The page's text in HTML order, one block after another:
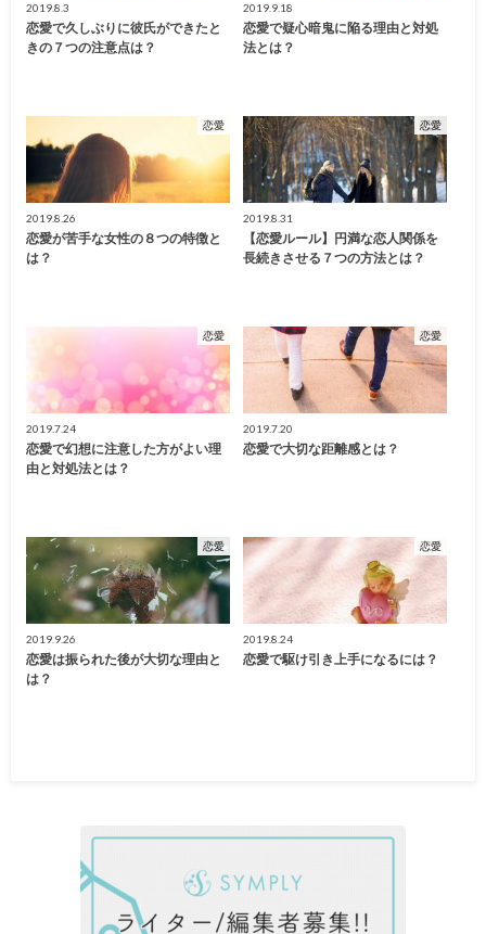
2019.8.3
恋愛で久しぶりに彼氏ができたと
きの７つの注意点は？
2019.9.18
恋愛で疑心暗鬼に陥る理由と対処
法とは？
恋愛
2019.8.26
恋愛が苦手な女性の８つの特徴と
は？
恋愛
2019.8.31
【恋愛ルール】円満な恋人関係を
長続きさせる７つの方法とは？
恋愛
2019.7.24
恋愛で幻想に注意した方がよい理
由と対処法とは？
恋愛
2019.7.20
恋愛で大切な距離感とは？
恋愛
2019.9.26
恋愛は振られた後が大切な理由と
は？
恋愛
2019.8.24
恋愛で駆け引き上手になるには？